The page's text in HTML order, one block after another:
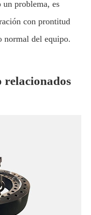
un problema, es
con prontitud
normal del equipo.
relacionados